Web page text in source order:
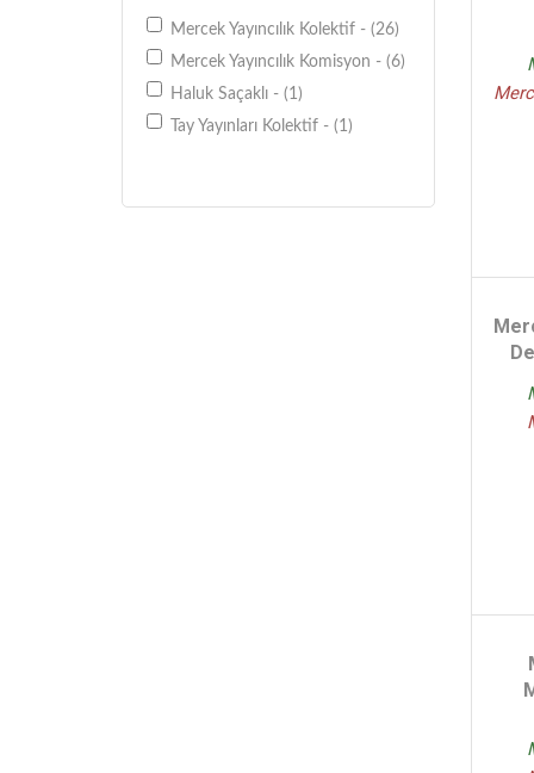
Mercek Yayıncılık Kolektif - (26)
Mercek Yayıncılık Komisyon - (6)
Haluk Saçaklı - (1)
Tay Yayınları Kolektif - (1)